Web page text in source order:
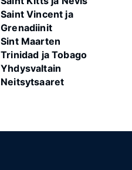
Saint Vincent ja
Grenadiinit
Sint Maarten
Trinidad ja Tobago
Yhdysvaltain
Neitsytsaaret